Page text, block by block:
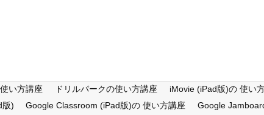
い方講座 ドリルパークの使い方講座 iMovie (iPad版)の 使い
版)
Google Classroom (iPad版)の 使い方講座 Google